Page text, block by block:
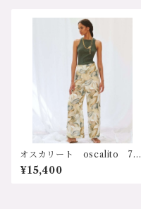
オスカリート oscalito 716
5 イタリア インポート 輸
入下着 Filoscozia コット
¥15,400